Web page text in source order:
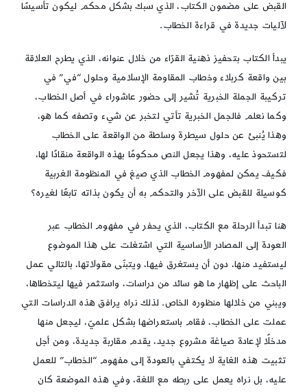
القبض على مضمون الكتاب، الذي سبك بشكل محكم ليكون تأسيسًا
لآليات جديدة في قراءة الخطاب.
يبدأ الكتاب بتحفيز ذهنية القرّاء من خلال عنوانه، الذي يطرح العلاقة
بين واقعة كربلاء وخطاب المقاومة الإسلامية وحلول “في” في
تركيبة الجملة الخبرية تُشير إلى حضور عاشوراء في أصل الخطاب،
وكما نعلم فالجمل الخبرية تأتي لتخبر عن شيء وتصفه كما هو،
وهذا يُنبئ عن حلول سيطرة وسلطة من الواقعة على الخطاب
لتستحوذ عليه، وهذا يجعل النص محكومًا بهذه الواقعة منقادًا لها،
فكيف يمكن لمفهوم الخطاب الذي صيغ في المنظومة الغربية
كوسيلة للقبض على الآخر والتحكم به أن يكون بذاته تابعًا لغيره؟
هنا تبدأ الرحلة مع الكتاب، الذي يحفر في مفهوم الخطاب عبر
العودة إلى المصادر الأساسية التي اشتغلت على هذا الموضوع
ليستفيد منها، دون أن يستغرق فيها، ويتبنّى مقولاتها، بالتالي عمل
الباحث على إظهار ما هو سائد من دراسات، واستثمر فيها ليتخطاها،
ويبني من خلالها منظوره الخاص. لذلك نراه يرافق هذه الدراسات التي
عملت على الخطاب، فقام باستعراضها بشكل علميّ، ليجعل منها
مدخلًا لإعادة صياغة مشروع جديد، يقدم مقاربة جديدة، ومن أجل
تثبيت هذه الغاية لا يكتفي بالعودة إلى مفهوم “الخطاب” للعمل
عليه، بل نراه يعمل على ربطه مع اللغة، وفي هذه الموضعة كان